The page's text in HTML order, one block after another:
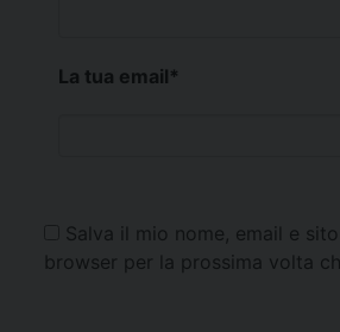
La tua email*
Salva il mio nome, email e
browser per la prossima volta